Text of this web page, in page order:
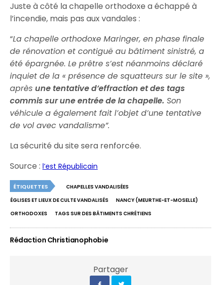
Juste à côté la chapelle orthodoxe a échappé à
l’incendie, mais pas aux vandales :
“La chapelle orthodoxe Maringer, en phase finale
de rénovation et contiguë au bâtiment sinistré, a
été épargnée. Le prêtre s’est néanmoins déclaré
inquiet de la « présence de squatteurs sur le site »,
aprèsune tentative d’effraction et des tags
commis sur une entrée de la chapelle. Son
véhicule a également fait l’objet d’une tentative
de vol avec vandalisme”.
La sécurité du site sera renforcée.
Source :l’est Républicain
ÉTIQUETTES
CHAPELLES VANDALISÉES
ÉGLISES ET LIEUX DE CULTE VANDALISÉS
NANCY (MEURTHE-ET-MOSELLE)
ORTHODOXES
TAGS SUR DES BÂTIMENTS CHRÉTIENS
Rédaction Christianophobie
Partager